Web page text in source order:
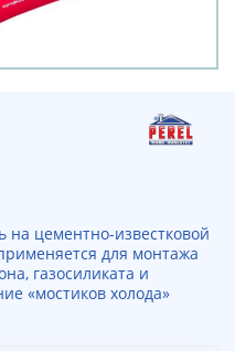
на цементно-известковой
для монтажа
газосиликата и
«мостиков холода»